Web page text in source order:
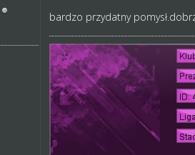
bardzo przydatny